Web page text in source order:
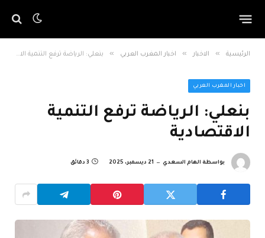
الرئيسية » الاخبار » اخبار المغرب العربي » بنعلي: الرياضة ترفع التنمية الاقتصادية
اخبار المغرب العربي
بنعلي: الرياضة ترفع التنمية
الاقتصادية
بواسطة الهام السعدي 21 ديسمبر، 2025 3 دقائق